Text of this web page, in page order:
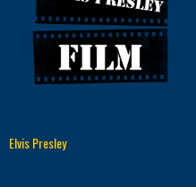
Elvis Presley